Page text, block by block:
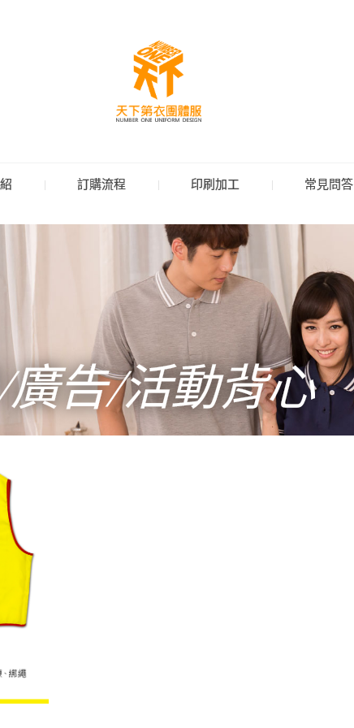
訂購流程 印刷加工 常見問答
告/活動背心